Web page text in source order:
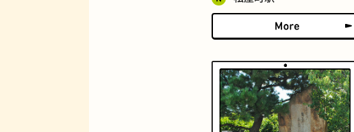
ロイヤルミルクティー せんべろ